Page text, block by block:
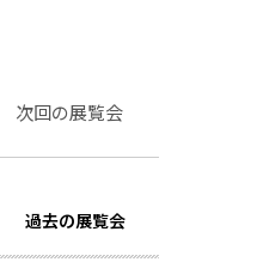
次回の展覧会
過去の展覧会